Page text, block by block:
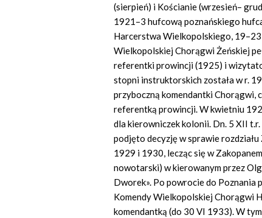
(sierpień) i Kościanie (wrzesień–
1921–3 hufcową poznańskiego
Harcerstwa Wielkopolskiego,
Wielkopolskiej Chorągwi Żeńskiej
referentki prowincji (1925) i
stopni instruktorskich została w r.
przyboczną komendantki Chorągwi,
referentką prowincji. W kwietniu
dla kierowniczek kolonii. Dn. 5 XII
podjęto decyzję w sprawie rozdziału
1929 i 1930, lecząc się w
nowotarski) w kierowanym przez
Dworek». Po powrocie do Poznania
Komendy Wielkopolskiej Chorągwi
komendantką (do 30 VI 1933). W